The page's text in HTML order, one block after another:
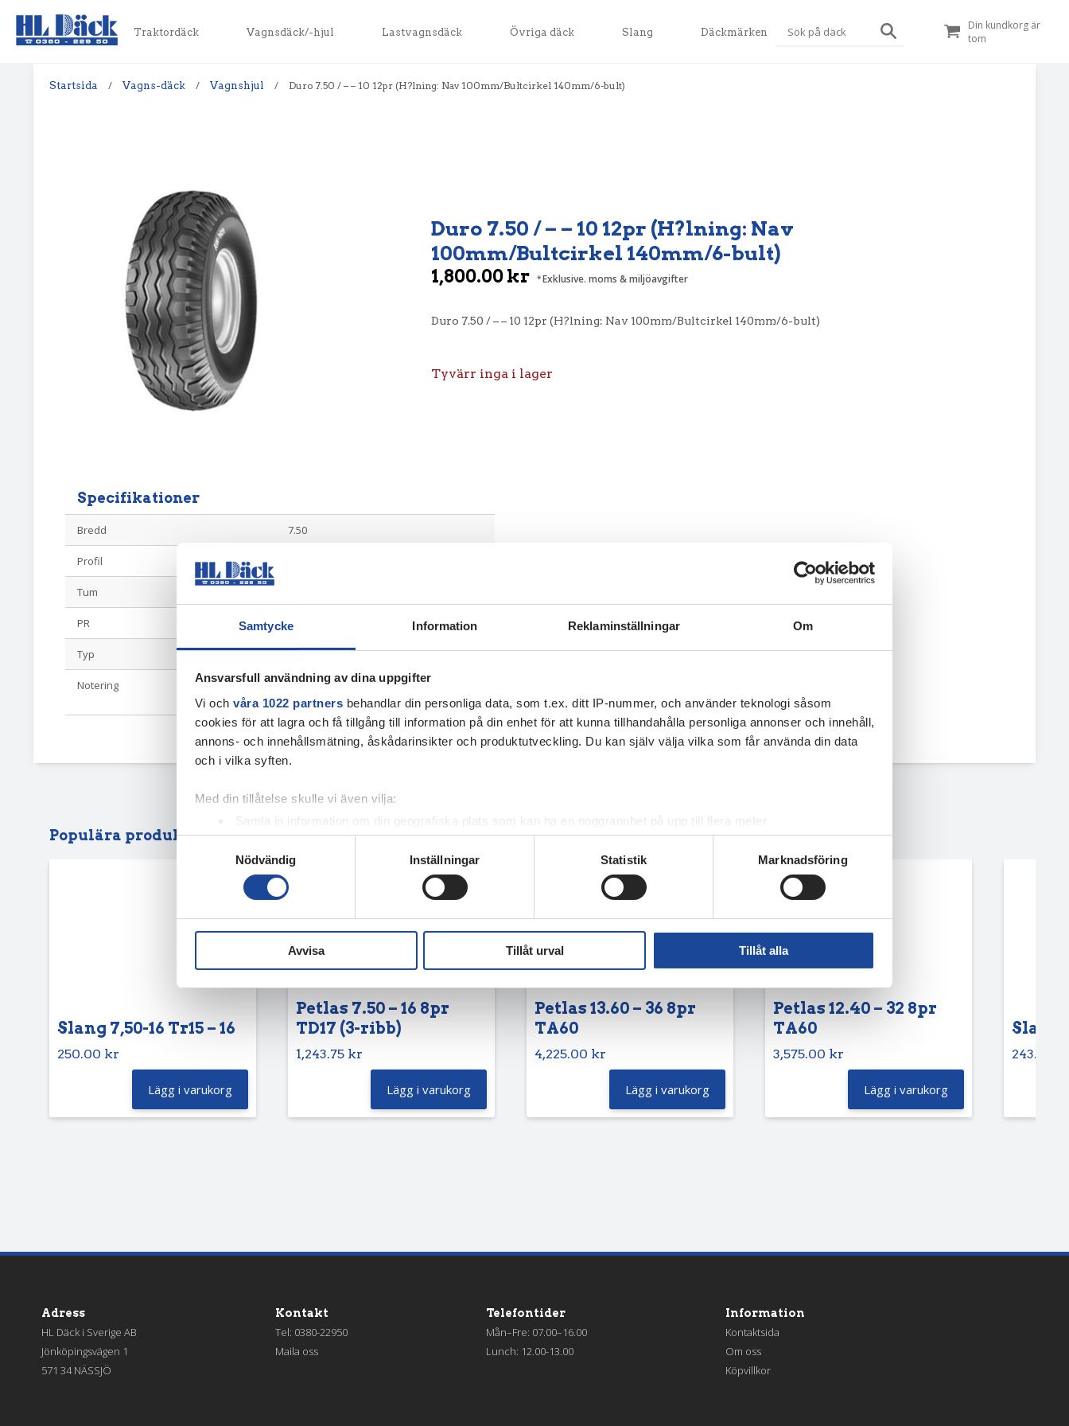
Samtycke Information Reklaminställningar Om
Ansvarsfull användning av dina uppgifter
Vi och våra 1022 partners behandlar din personliga data, som t.ex. ditt IP-nummer, och använder teknologi såsom
cookies för att lagra och få tillgång till information på din enhet för att kunna tillhandahålla personliga annonser och innehåll,
annons- och innehållsmätning, åskådarinsikter och produktutveckling. Du kan själv välja vilka som får använda din data
och i vilka syften.
Med din tillåtelse skulle vi även vilja:
Samla in information om din geografiska plats som kan ha en noggrannhet på upp till flera meter
Identifiera din enhet genom att aktivt skanna den för specifika kännetecken (fingeravtryck)
Ta reda på mer om hur dina personliga uppgifter behandlas och ställ in dina preferenser i
detaljsektionen. Du kan ändra
eller dra tillbaka ditt samtycke när som helst från cookie-förklaringen.
Vi använder enhetsidentifierare för att anpassa innehållet och annonserna till användarna, tillhandahålla funktioner för
sociala medier och analysera vår trafik. Vi vidarebefordrar även sådana identifierare och annan information från din enhet
till de sociala medier och annons- och analysföretag som vi samarbetar med. Dessa kan i sin tur kombinera informationen
Samtyckesval
Nödvändig
Inställningar Statistik Marknadsföring
Avvisa Tillåt urval Tillåt alla
Traktordäck Vagnsdäck/-hjul Lastvagnsdäck Övriga däck Slang Däckmärken
Din kundkorg är
tom
Startsida / Vagns-däck / Vagnshjul / Duro 7.50 / – – 10 12pr (H?lning: Nav 100mm/Bultcirkel 140mm/6-bult)
Duro 7.50 / – – 10 12pr (H?lning: Nav
100mm/Bultcirkel 140mm/6-bult)
1,800.00kr Exklusive. moms & miljöavgifter
Duro 7.50 / – – 10 12pr (H?lning: Nav 100mm/Bultcirkel 140mm/6-bult)
Tyvärr inga i lager
Specifikationer
Bredd 7.50
Profil
Tum
PR 12
Typ Vagnshjul
Notering
H?lning: Nav 100mm/Bultcirkel 140mm/6-
bult
Populära produkter
Slang 7,50-16 Tr15 – 16
250.00 kr
Lägg i varukorg
Petlas 7.50 – 16 8pr
TD17 (3-ribb)
1,243.75 kr
Lägg i varukorg
Petlas 13.60 – 36 8pr
TA60
4,225.00 kr
Lägg i varukorg
Petlas 12.40 – 32 8pr
TA60
3,575.00 kr
Lägg i varukorg
Slang
243.75
Adress
HL Däck i Sverige AB
Jönköpingsvägen 1
571 34 NÄSSJÖ
Kontakt
Tel: 0380-22950
Maila oss
Telefontider
Mån–Fre: 07.00–16.00
Lunch: 12.00-13.00
Information
Kontaktsida
Om oss
Köpvillkor